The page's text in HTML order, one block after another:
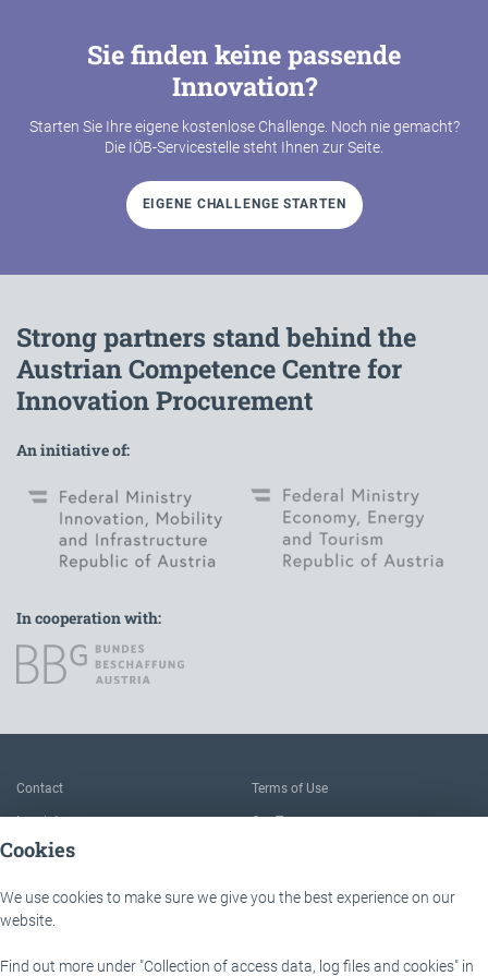
Sie finden keine passende
Innovation?
Starten Sie Ihre eigene kostenlose Challenge. Noch nie gemacht?
Die IÖB-Servicestelle steht Ihnen zur Seite.
EIGENE CHALLENGE STARTEN
Strong partners stand behind the
Austrian Competence Centre for
Innovation Procurement
An initiative of:
In cooperation with:
Cookies
We use cookies to make sure we give you the best experience on our
website.
Find out more under "Collection of access data, log files and cookies" in
Contact
Imprint
FAQ
Accessibility
Terms of Use
Our Team
IÖB - Servicestelle